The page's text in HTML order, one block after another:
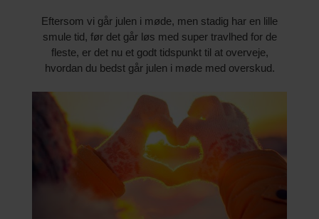
Eftersom vi går julen i møde, men stadig har en lille
smule tid, før det går løs med super travlhed for de
fleste, er det nu et godt tidspunkt til at overveje,
hvordan du bedst går julen i møde med overskud.